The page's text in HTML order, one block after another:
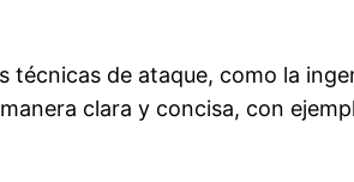
técnicas de ataque, como la
clara y concisa, con